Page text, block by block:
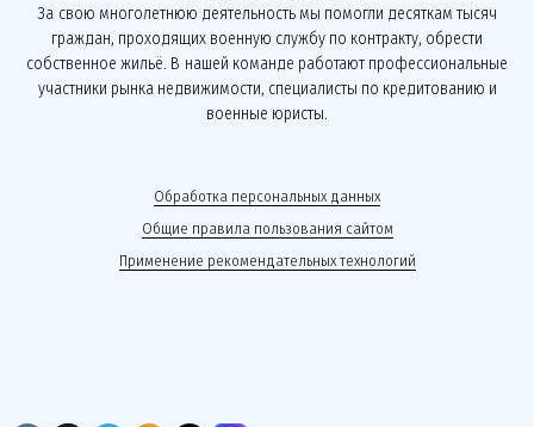
За свою многолетнюю деятельность мы помогли десяткам тысяч
граждан, проходящих военную службу по контракту, обрести
собственное жильё. В нашей команде работают профессиональные
участники рынка недвижимости, специалисты по кредитованию и
военные юристы.
Обработка персональных данных
Общие правила пользования сайтом
Применение рекомендательных технологий